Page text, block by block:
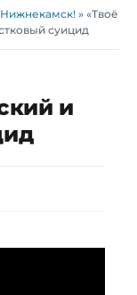
Нижнекамск! » «Твоё
суицид
и